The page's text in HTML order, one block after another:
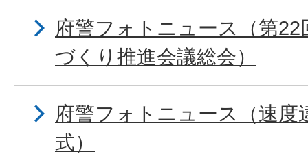
府警フォトニュース（第
づくり推進会議総会）
府警フォトニュース（速度
式）